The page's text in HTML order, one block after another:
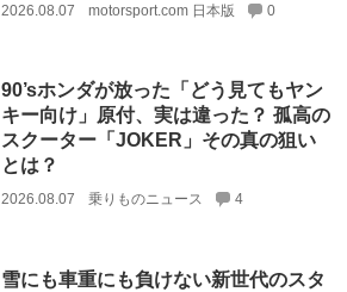
2026.08.07 motorsport.com 日本版 0
90’sホンダが放った「どう見てもヤン
キー向け」原付、実は違った？ 孤高の
スクーター「JOKER」その真の狙い
とは？
2026.08.07 乗りものニュース 4
雪にも車重にも負けない新世代のスタ